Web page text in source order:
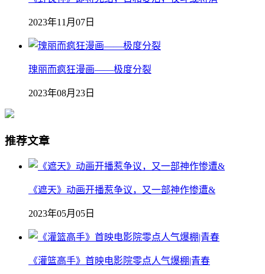
2023年11月07日
瑰丽而疯狂漫画——极度分裂
2023年08月23日
推荐文章
《遮天》动画开播惹争议，又一部神作惨遭&
2023年05月05日
《灌篮高手》首映电影院零点人气爆棚|青春